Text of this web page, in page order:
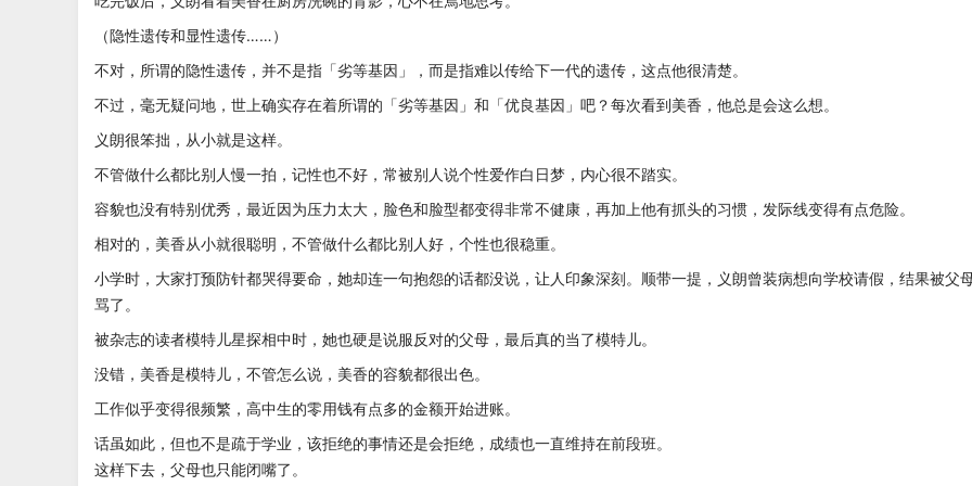
（隐性遗传和显性遗传……）
不对，所谓的隐性遗传，并不是指「劣等基因」，而是指难以传给下一代的遗传，这点他很清楚。
不过，毫无疑问地，世上确实存在着所谓的「劣等基因」和「优良基因」吧？每次看到美香，他总是会这么想。
义朗很笨拙，从小就是这样。
不管做什么都比别人慢一拍，记性也不好，常被别人说个性爱作白日梦，内心很不踏实。
容貌也没有特别优秀，最近因为压力太大，脸色和脸型都变得非常不健康，再加上他有抓头的习惯，发际线变得有点危险。
相对的，美香从小就很聪明，不管做什么都比别人好，个性也很稳重。
小学时，大家打预防针都哭得要命，她却连一句抱怨的话都没说，让人印象深刻。顺带一提，义朗曾装病想向学校请假，结果被父
骂了。
被杂志的读者模特儿星探相中时，她也硬是说服反对的父母，最后真的当了模特儿。
没错，美香是模特儿，不管怎么说，美香的容貌都很出色。
工作似乎变得很频繁，高中生的零用钱有点多的金额开始进账。
话虽如此，但也不是疏于学业，该拒绝的事情还是会拒绝，成绩也一直维持在前段班。
这样下去，父母也只能闭嘴了。